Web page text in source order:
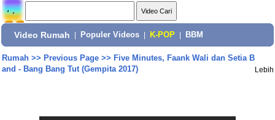
Video Rumah Populer Videos K-POP BBM
Rumah>> Previous Page>> Five Minutes, Faank Wali dan Setia B
and - Bang Bang Tut (Gempita 2017)
Lebih